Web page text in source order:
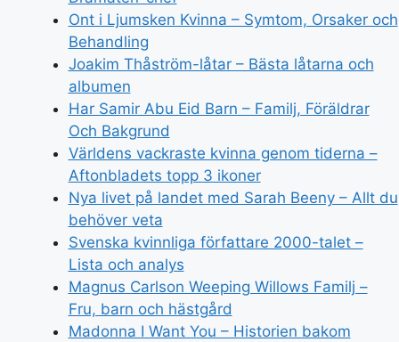
Ont i Ljumsken Kvinna – Symtom, Orsaker och
Behandling
Joakim Thåström-låtar – Bästa låtarna och
albumen
Har Samir Abu Eid Barn – Familj, Föräldrar
Och Bakgrund
Världens vackraste kvinna genom tiderna –
Aftonbladets topp 3 ikoner
Nya livet på landet med Sarah Beeny – Allt du
behöver veta
Svenska kvinnliga författare 2000-talet –
Lista och analys
Magnus Carlson Weeping Willows Familj –
Fru, barn och hästgård
Madonna I Want You – Historien bakom